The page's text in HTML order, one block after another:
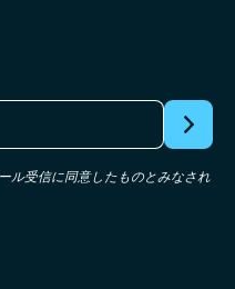
ル受信に同意したものとみなされ